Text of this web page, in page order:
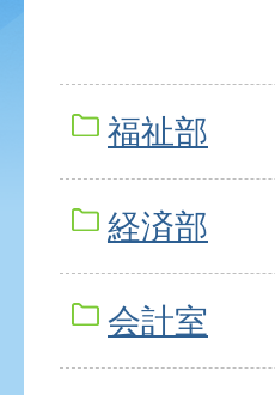
福祉部
経済部
会計室